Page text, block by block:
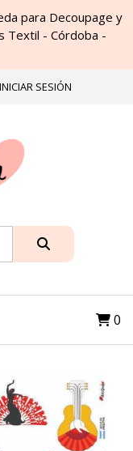
para Decoupage y
Textil - Córdoba -
INICIAR SESIÓN
0